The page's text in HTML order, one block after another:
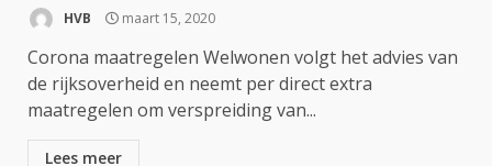
HVB maart 15, 2020
Corona maatregelen Welwonen volgt het advies van
de rijksoverheid en neemt per direct extra
maatregelen om verspreiding van...
Lees meer